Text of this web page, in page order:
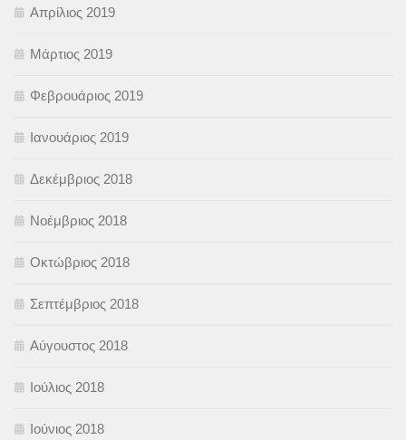
Απρίλιος 2019
Μάρτιος 2019
Φεβρουάριος 2019
Ιανουάριος 2019
Δεκέμβριος 2018
Νοέμβριος 2018
Οκτώβριος 2018
Σεπτέμβριος 2018
Αύγουστος 2018
Ιούλιος 2018
Ιούνιος 2018